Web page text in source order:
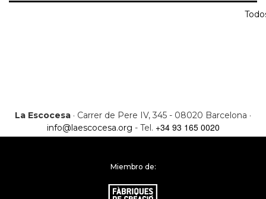
La Escocesa · Carrer de Pere IV, 345 - 08020 Barcelona ·
info@laescocesa.org - Tel. +34 93 165 0020
Miembro de: